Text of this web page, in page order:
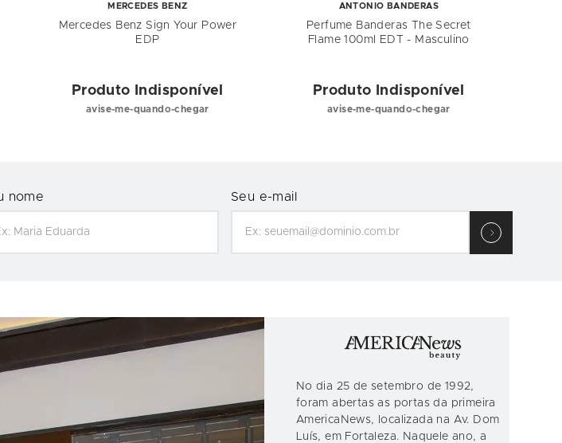
MERCEDES BENZ
Mercedes Benz Sign Your Power
EDP
Produto Indisponível
avise-me-quando-chegar
ANTONIO BANDERAS
Perfume Banderas The Secret
Flame 100ml EDT - Masculino
Produto Indisponível
avise-me-quando-chegar
nome Seu e-mail
No dia 25 de setembro de 1992,
foram abertas as portas da primeira
AmericaNews, localizada na Av. Dom
Luís, em Fortaleza. Naquele ano, a